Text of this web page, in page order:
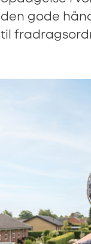
den gode
til